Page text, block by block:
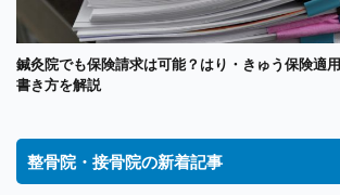
鍼灸院でも保険請求は可能？はり・きゅう保険適
書き方を解説
整骨院・接骨院の新着記事